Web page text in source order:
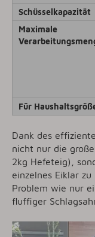
Schüsselkapazität
Maximale
Für
Dank des
nicht nur die
2kg Hefeteig),
einzelnes Eiklar
Problem wie nur
fluffiger